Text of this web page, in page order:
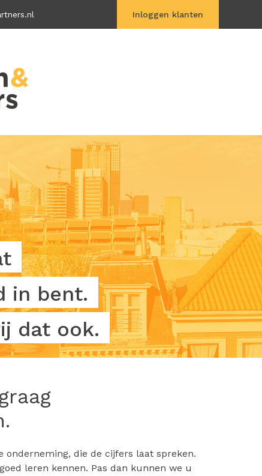
Inloggen klanten
in bent.
dat ook.
onderneming, die de cijfers laat spreken.
leren kennen. Pas dan kunnen we u